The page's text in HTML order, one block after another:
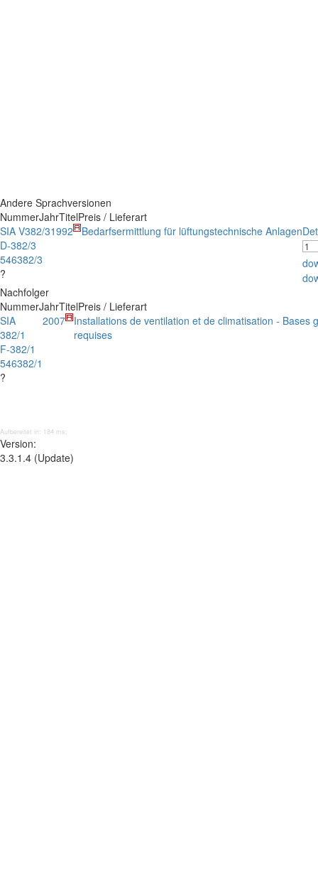
Andere Sprachversionen
NummerJahrTitelPreis / Lieferart
SIA V382/3
D-382/3
546382/3
?
1992 Bedarfsermittlung für lüftungstechnische Anlagen
Nachfolger
NummerJahrTitelPreis / Lieferart
SIA
382/1
F-382/1
546382/1
?
2007
Installations de ventilation et de climatisation - Bases
requises
Aufbereitet in: 184 ms;
Version:
3.3.1.4 (Update)